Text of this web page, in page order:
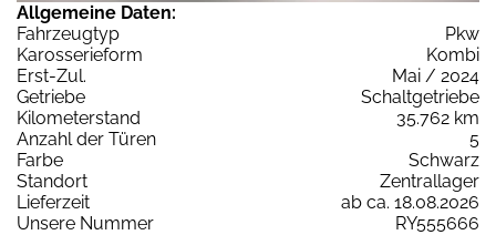
Allgemeine Daten:
Fahrzeugtyp
Pkw
Karosserieform
Kombi
Erst-Zul.
Mai / 2024
Getriebe
Schaltgetriebe
Kilometerstand
35.762 km
Anzahl der Türen
5
Farbe
Schwarz
Standort
Zentrallager
Lieferzeit
ab ca. 18.08.2026
Unsere Nummer
RY555666